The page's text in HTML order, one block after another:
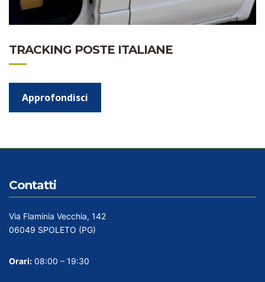
TRACKING POSTE ITALIANE
Approfondisci
Contatti
Via Flaminia Vecchia, 142
06049 SPOLETO (PG)
Orari: 08:00 – 19:30